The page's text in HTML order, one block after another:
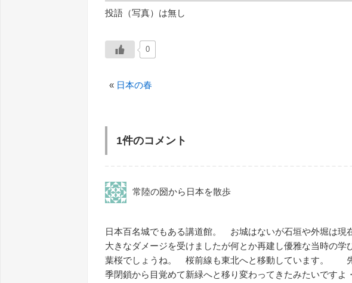
投語（写真）は無し
0
« 日本の春
1件のコメント
常陸の圀から日本を散歩
日本百名城でもある講道館。 お城はないが石垣や外堀は
大きなダメージを受けましたが何とか再建し優雅な当時の
葉桜でしょうね。 桜前線も東北へと移動しています。
季閉鎖から目覚めて新緑へと移り変わってきたみたいです